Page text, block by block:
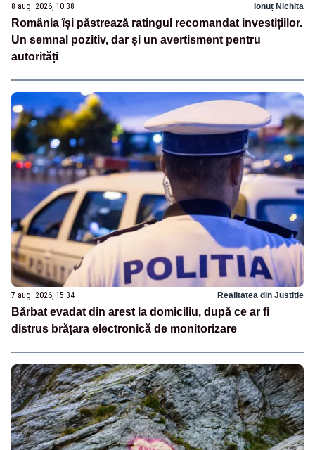
8 aug. 2026, 10:38 Ionuț Nichita
România își păstrează ratingul recomandat investițiilor.
Un semnal pozitiv, dar și un avertisment pentru
autorități
7 aug. 2026, 15:34 Realitatea din Justitie
Bărbat evadat din arest la domiciliu, după ce ar fi
distrus brățara electronică de monitorizare